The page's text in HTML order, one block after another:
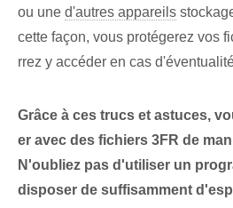
ou une d'autres appareils
cette façon, vous protégerez vos
rrez y accéder en cas
Grâce à ces trucs et astuces,
er avec des fichiers 3FR de
N'oubliez pas d'utiliser un
disposer de suffisamment